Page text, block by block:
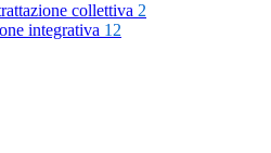
collettiva 2
integrativa 12